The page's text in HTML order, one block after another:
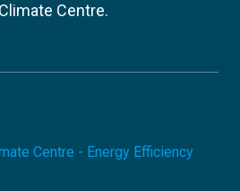
Centre.
Centre - Energy Efficiency